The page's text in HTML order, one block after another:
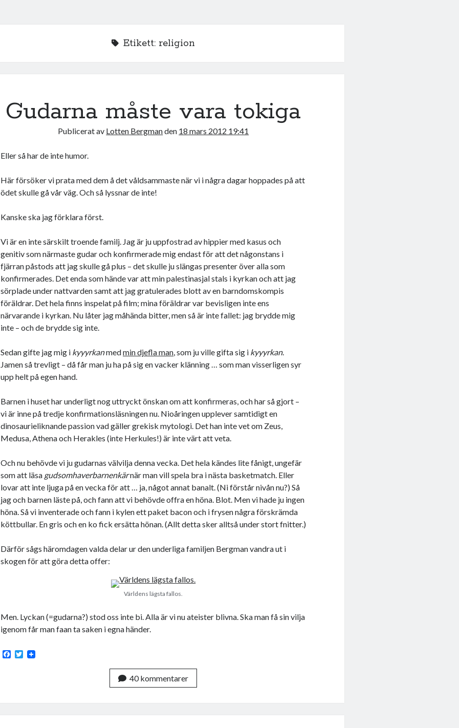
Etikett:religion
Gudarna måste vara tokiga
Publicerat av Lotten Bergmanden 18 mars 2012 19:41
Eller så har de inte humor.
Här försöker vi prata med dem å det våldsammaste när vi i några dagar hoppades på att
ödet skulle gå vår väg. Och så lyssnar de inte!
Kanske ska jag förklara först.
Vi är en inte särskilt troende familj. Jag är ju uppfostrad av hippier med kasus och
genitiv som närmaste gudar och konfirmerade mig endast för att det någonstans i
fjärran påstods att jag skulle gå plus – det skulle ju slängas presenter över alla som
konfirmerades. Det enda som hände var att min palestinasjal stals i kyrkan och att jag
sörplade under nattvarden samt att jag gratulerades blott av en barndomskompis
föräldrar. Det hela finns inspelat på film; mina föräldrar var bevisligen inte ens
närvarande i kyrkan. Nu låter jag måhända bitter, men så är inte fallet: jag brydde mig
inte – och de brydde sig inte.
Sedan gifte jag mig i kyyyrkanmedmin djefla man, som ju ville gifta sig i kyyyrkan.
Jamen så trevligt – då får man ju ha på sig en vacker klänning … som man visserligen syr
upp helt på egen hand.
Barnen i huset har underligt nog uttryckt önskan om att konfirmeras, och har så gjort –
vi är inne på tredje konfirmationsläsningen nu. Nioåringen upplever samtidigt en
dinosaurieliknande passion vad gäller grekisk mytologi. Det han inte vet om Zeus,
Medusa, Athena och Herakles (inte Herkules!) är inte värt att veta.
Och nu behövde vi ju gudarnas välvilja denna vecka. Det hela kändes lite fånigt, ungefär
som att läsa gudsomhaverbarnenkärnär man vill spela bra i nästa basketmatch. Eller
lovar att inte ljuga på en vecka för att … ja, något annat banalt. (Ni förstår nivån nu?) Så
jag och barnen läste på, och fann att vi behövde offra en höna. Blot. Men vi hade ju ingen
höna. Så vi inventerade och fann i kylen ett paket bacon och i frysen några förskrämda
köttbullar. En gris och en ko fick ersätta hönan. (Allt detta sker alltså under stort fnitter.)
Därför sågs häromdagen valda delar ur den underliga familjen Bergman vandra ut i
skogen för att göra detta offer:
Världens lägsta fallos.
Men. Lyckan (=gudarna?) stod oss inte bi. Alla är vi nu ateister blivna. Ska man få sin vilja
igenom får man faan ta saken i egna händer.
F
T
40 kommentarer